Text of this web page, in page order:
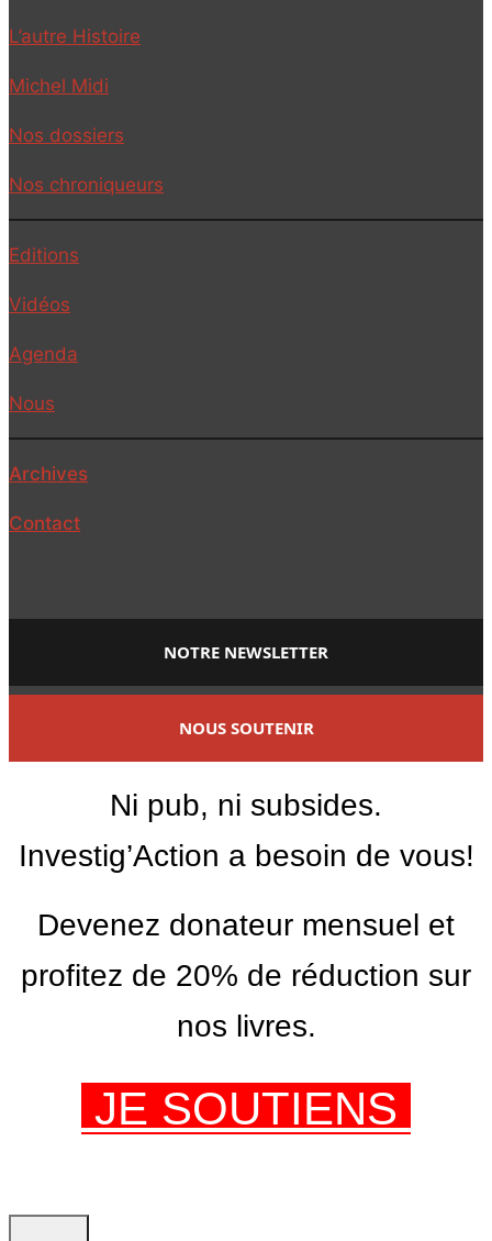
L’autre Histoire
Michel Midi
Nos dossiers
Nos chroniqueurs
Editions
Vidéos
Agenda
Nous
Archives
Contact
NOTRE NEWSLETTER
NOUS SOUTENIR
Ni pub, ni subsides.
Investig’Action a besoin de vous!
Devenez donateur mensuel et
profitez de 20% de réduction sur
nos livres.
JE SOUTIENS